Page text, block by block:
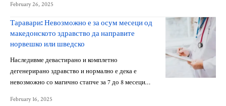
February 26, 2025
Таравари: Невозможно е за осум месеци од
македонското здравство да направите
норвешко или шведско
Наследивме девастирано и комплетно
дегенерирано здравство и нормално е дека е
невозможно со магично стапче за 7 до 8 месеци…
February 16, 2025